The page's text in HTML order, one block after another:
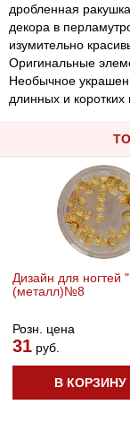
дробленная
декора в
изумительно
Оригинальные
Необычное
длинных и коротких
Дизайн для ногтей
(металл)№8
Розн. цена
31руб.
В КОРЗИНУ